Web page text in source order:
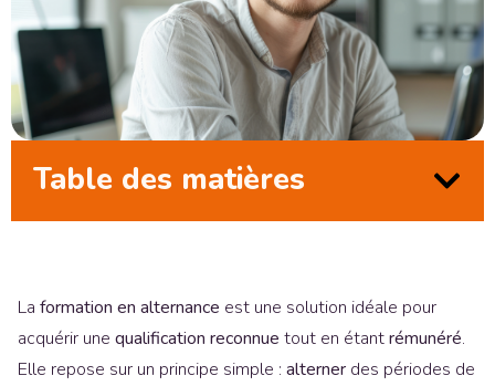
Table des matières
La formation en alternance est une solution idéale pour
acquérir une qualification reconnue tout en étantrémunéré.
Elle repose sur un principe simple : alterner des périodes de